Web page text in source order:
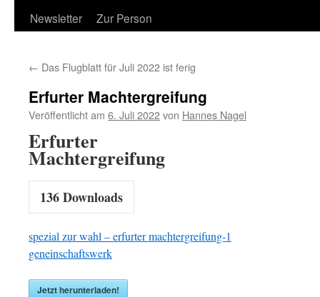
Newsletter
Zur Person
← Das Flugblatt für Juli 2022 ist ferig
Erfurter Machtergreifung
Veröffentlicht am 6. Juli 2022von Hannes Nagel
Erfurter
Machtergreifung
136Downloads
spezial zur wahl – erfurter machtergreifung-1
geneinschaftswerk
Jetzt herunterladen!